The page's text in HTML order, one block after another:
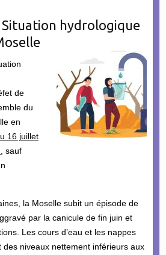
Situation hydrologique
de
du
en
16 juillet
, sauf
la Moselle subit un épisode de
par la canicule de fin juin et
Les cours d’eau et les nappes
des niveaux nettement inférieurs aux